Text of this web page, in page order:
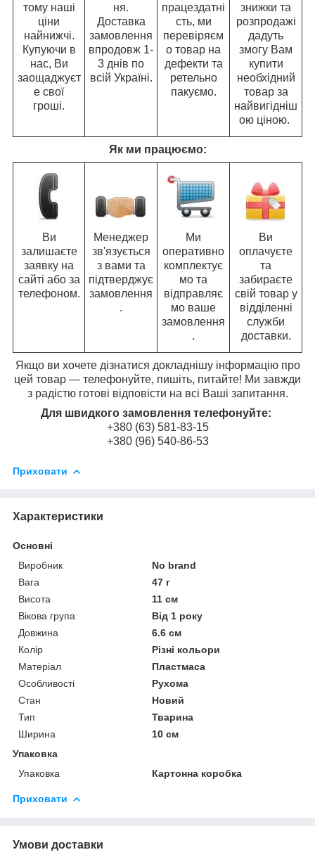
тому наші
ціни
найнижчі.
Купуючи в
нас, Ви
заощаджуєт
е свої
гроші.
ня.
Доставка
замовлення
впродовж 1-
3 днів по
всій Україні.
працездатні
сть, ми
перевіряєм
о товар на
дефекти та
ретельно
пакуємо.
знижки та
розпродажі
дадуть
змогу Вам
купити
необхідний
товар за
найвигідніш
ою ціною.
Як ми працюємо:
Ви
залишаєте
заявку на
сайті або за
телефоном.
Менеджер
зв'язується
з вами та
підтверджує
замовлення
.
Ми
оперативно
комплектує
мо та
відправляє
мо ваше
замовлення
.
Ви
оплачуєте
та
забираєте
свій товар у
відділенні
служби
доставки.
Якщо ви хочете дізнатися докладнішу інформацію про
цей товар — телефонуйте, пишіть, питайте! Ми завжди
з радістю готові відповісти на всі Ваші запитання.
Для швидкого замовлення телефонуйте:
+380 (63) 581-83-15
+380 (96) 540-86-53
Приховати
Характеристики
Основні
Виробник
No brand
Вага
47 г
Висота
11 см
Вікова група
Від 1 року
Довжина
6.6 см
Колір
Різні кольори
Матеріал
Пластмаса
Особливості
Рухома
Стан
Новий
Тип
Тварина
Ширина
10 см
Упаковка
Упаковка
Картонна коробка
Приховати
Умови доставки